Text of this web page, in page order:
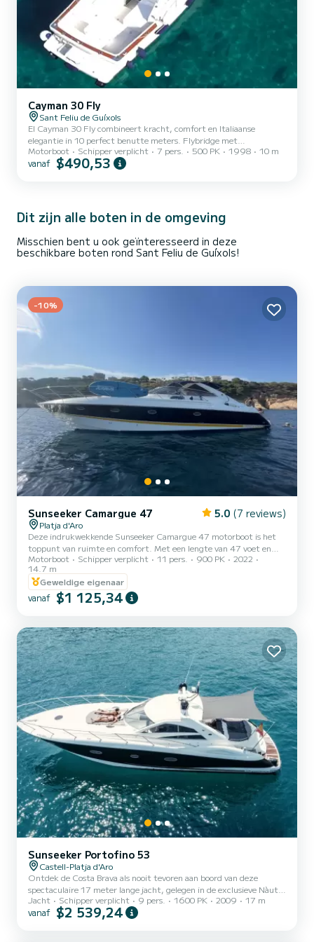
Cayman 30 Fly
Sant Feliu de Guíxols
El Cayman 30 Fly combineert kracht, comfort en Italiaanse
elegantie in 10 perfect benutte meters. Flybridge met
panoramisch uitzicht, ruim achterdek en zonnedek ideaal om van
de zee te genieten met een groep, familie of als stel. Dubbele
Motorboot Schipper verplicht 7 pers. 500 PK 1998 10 m
vanaf $490,53
Dit zijn alle boten in de omgeving
Misschien bent u ook geïnteresseerd in deze
beschikbare boten rond Sant Feliu de Guíxols!
-10%
Sunseeker Camargue 47 5.0 (7 reviews)
Platja d'Aro
Deze indrukwekkende Sunseeker Camargue 47 motorboot is het
toppunt van ruimte en comfort. Met een lengte van 47 voet en
een breedte van 13 voet biedt het de perfecte afmetingen om te
genieten van een dag op zee. Het open ontwerp vergroot de kuip,
met twee aparte zithoeken, een U-vormig zonnedek en ligkussens
aan de achterzijde — wat maximale ruimte biedt voor optimale
ontspanning. De brede gangboorden zijn een belangrijk kenmerk
ruime...
Motorboot Schipper verplicht 11 pers. 900 PK
2022
14.7 m
Geweldige eigenaar
vanaf $1 125,34
Sunseeker Portofino 53
Castell-Platja d'Aro
Ontdek de Costa Brava als nooit tevoren aan boord van deze
spectaculaire 17 meter lange jacht, gelegen in de exclusieve Nàutic
Port d'Aro. Uitgerust met 2 krachtige 800 pk MAN-motoren,
combineert dit jacht design, comfort en kracht om een
Jacht Schipper verplicht 9 pers. 1600 PK 2009 17 m
vanaf $2 539,24